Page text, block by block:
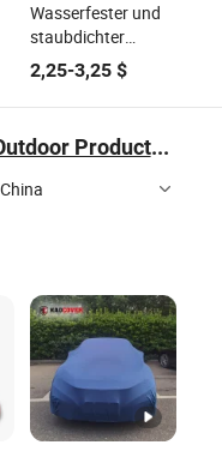
Wasserfester und
staubdichter
Kunststoff-
Autodeckel für den
einmaligen
Gebrauch
2,25-3,25$
Shanghai Haocover Outdoor Products Co. Ltd.